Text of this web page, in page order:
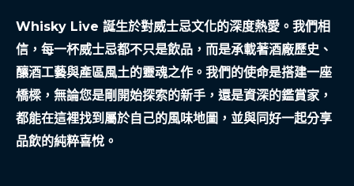
Whisky Live 誕生於對威士忌文化的深度熱愛。我們相
信，每一杯威士忌都不只是飲品，而是承載著酒廠歷史、
釀酒工藝與產區風土的靈魂之作。我們的使命是搭建一座
橋樑，無論您是剛開始探索的新手，還是資深的鑑賞家，
都能在這裡找到屬於自己的風味地圖，並與同好一起分享
品飲的純粹喜悅。